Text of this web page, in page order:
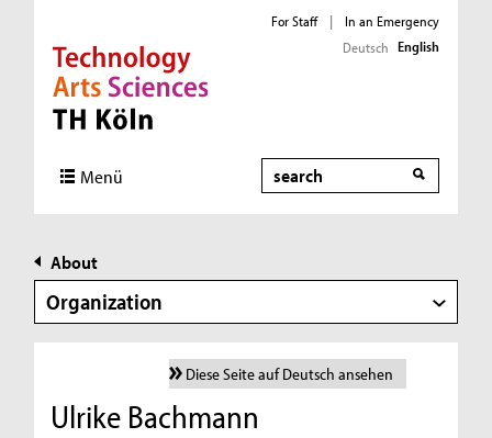
Direkt zur Hauptnavigation
Direkt zur Subnavigation
Direkt zum Inhalt
Direkt zum Fußbereich
For Staff |
In an Emergency
Deutsch English
Menü Search
About
Organization
Diese Seite auf Deutsch ansehen
Ulrike Bachmann